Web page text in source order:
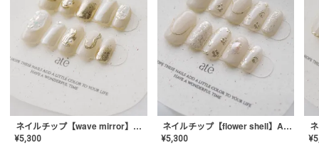
ネイルチップ【wave mirror】AE-CONA-04
¥5,300
ネイルチップ【flower shell】AE-CONA-03
¥5,300 ¥